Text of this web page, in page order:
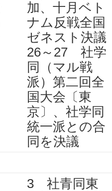
加、十月ベト
ナム反戦全国
ゼネスト決議
26～27 社学
同（マル戦
派）第二回全
国大会〔東
京〕、社学同
統一派との合
同を決議
3 社青同東